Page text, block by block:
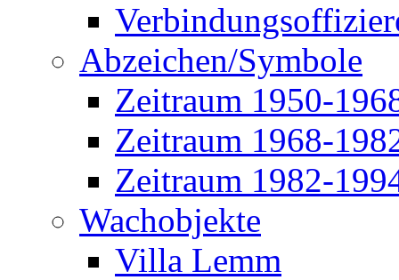
Abzeichen/Symbole
Zeitraum 1950-
Zeitraum 1968-
Zeitraum 1982-
Wachobjekte
Villa Lemm